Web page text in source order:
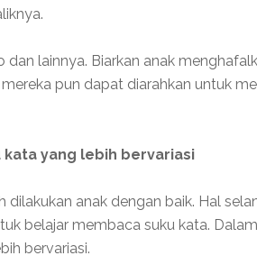
dan lainnya. Biarkan anak
pun dapat diarahkan untuk
yang lebih bervariasi
dilakukan anak dengan baik. Hal
belajar membaca suku kata.
bervariasi.